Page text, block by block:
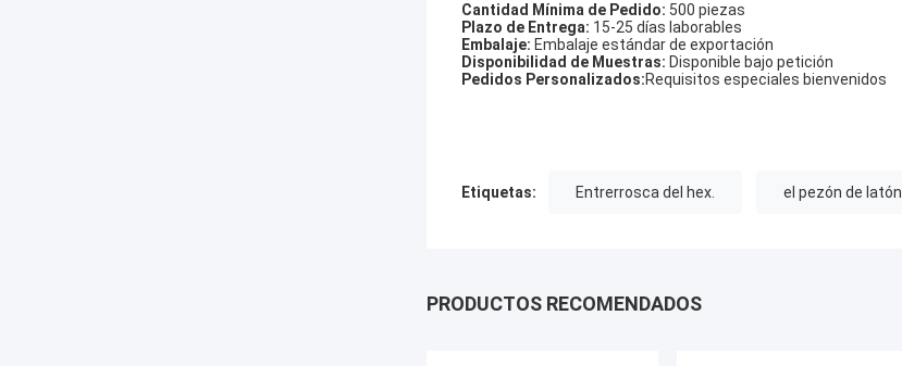
Cantidad Mínima de Pedido: 500 piezas
Plazo de Entrega: 15-25 días laborables
Embalaje: Embalaje estándar de exportación
Disponibilidad de Muestras: Disponible bajo petición
Pedidos Personalizados:Requisitos especiales bienvenidos
Etiquetas: Entrerrosca del hex. el pezón de latón
PRODUCTOS RECOMENDADOS